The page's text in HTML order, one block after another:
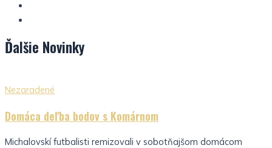
Ďalšie Novinky
Nezaradené
Domáca deľba bodov s Komárnom
Michalovskí futbalisti remizovali v sobotňajšom domácom